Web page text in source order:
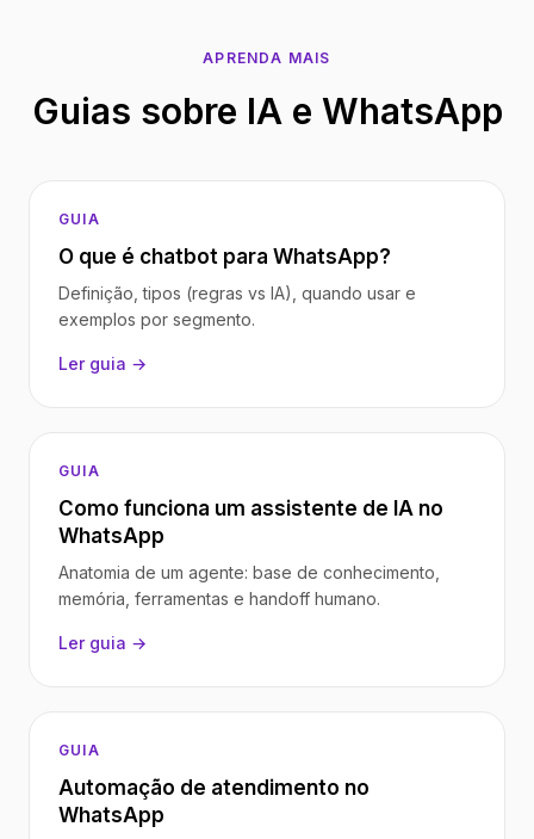
APRENDA MAIS
Guias sobre IA e WhatsApp
GUIA
O que é chatbot para WhatsApp?
Definição, tipos (regras vs IA), quando usar e
exemplos por segmento.
Ler guia →
GUIA
Como funciona um assistente de IA no
WhatsApp
Anatomia de um agente: base de conhecimento,
memória, ferramentas e handoff humano.
Ler guia →
GUIA
Automação de atendimento no
WhatsApp